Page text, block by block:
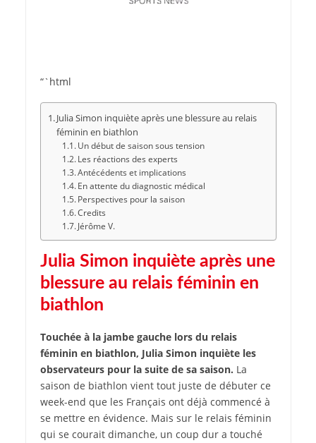
“`html
Julia Simon inquiète après une blessure au relais
féminin en biathlon
Un début de saison sous tension
Les réactions des experts
Antécédents et implications
En attente du diagnostic médical
Perspectives pour la saison
Credits
Jérôme V.
Julia Simon inquiète après une
blessure au relais féminin en
biathlon
Touchée à la jambe gauche lors du relais
féminin en biathlon, Julia Simon inquiète les
observateurs pour la suite de sa saison. La
saison de biathlon vient tout juste de débuter ce
week-end que les Français ont déjà commencé à
se mettre en évidence. Mais sur le relais féminin
qui se courait dimanche, un coup dur a touché